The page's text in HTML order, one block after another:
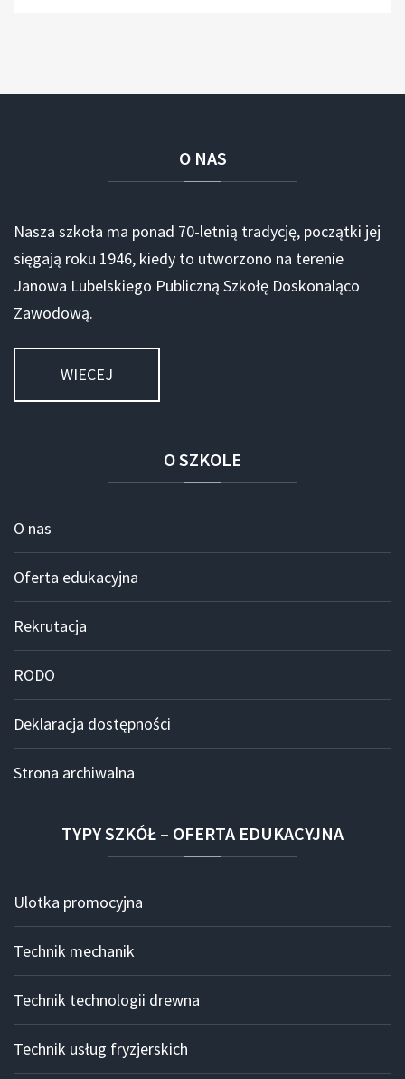
O NAS
Nasza szkoła ma ponad 70-letnią tradycję, początki jej
sięgają roku 1946, kiedy to utworzono na terenie
Janowa Lubelskiego Publiczną Szkołę Doskonaląco
Zawodową.
WIECEJ
OSZKOLE
O nas
Oferta edukacyjna
Rekrutacja
RODO
Deklaracja dostępności
Strona archiwalna
TYPYSZKÓŁ – OFERTA EDUKACYJNA
Ulotka promocyjna
Technik mechanik
Technik technologii drewna
Technik usług fryzjerskich